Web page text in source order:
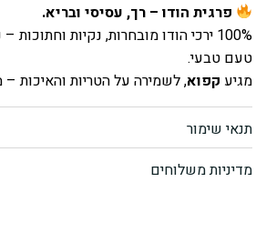
(קפוא)
פרגית הודו – רך, עסיסי ובריא.
100% ירכי הודו מובחרות, נקיות
טעם טבעי.
מגיע קפוא, לשמירה על הטריות והאיכות –
תבשילים או גריל.
בשר הודו איכותי בלבד – עשיר בחלבון
מתאים לשניצלים, גריל, תבשילים או
תנאי שימור
מדיניות משלוחים